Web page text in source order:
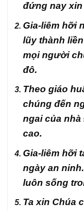
đứng nay
Gia-liêm hỡi
lũy thành
mọi người
đô.
Theo giáo
chúng đến
ngai của nhà
cao.
Gia-liêm hỡi
ngày an
luôn sống
Ta xin Chúa